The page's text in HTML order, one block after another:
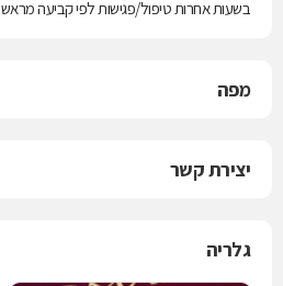
בשעות אחרות טיפול/פגישות לפי קביעה מראש
מפה
יצירת קשר
גלריה